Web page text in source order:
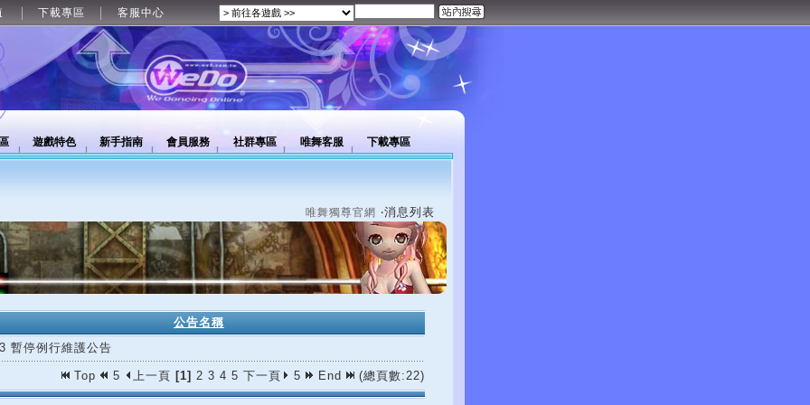
下載專區 客服中心
遊戲特色 新手指南 會員服務 社群專區 唯舞客服 下載專區
唯舞獨尊官網 ‧消息列表
公告名稱
暫停例行維護公告
Top 5 上一頁 [1] 2 3 4 5 下一頁 5 End (總頁數:22)